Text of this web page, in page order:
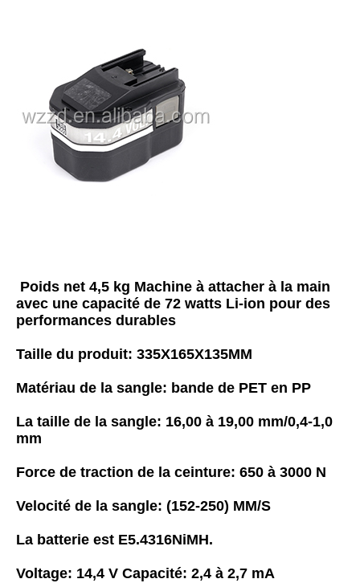
Poids net 4,5 kg Machine à attacher à la main
avec une capacité de 72 watts Li-ion pour des
performances durables
Taille du produit: 335X165X135MM
Matériau de la sangle: bande de PET en PP
La taille de la sangle: 16,00 à 19,00 mm/0,4-1,0
mm
Force de traction de la ceinture: 650 à 3000 N
Velocité de la sangle: (152-250) MM/S
La batterie est E5.4316NiMH.
Voltage: 14,4 V Capacité: 2,4 à 2,7 mA